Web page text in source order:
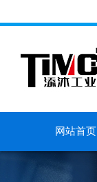
网站首页